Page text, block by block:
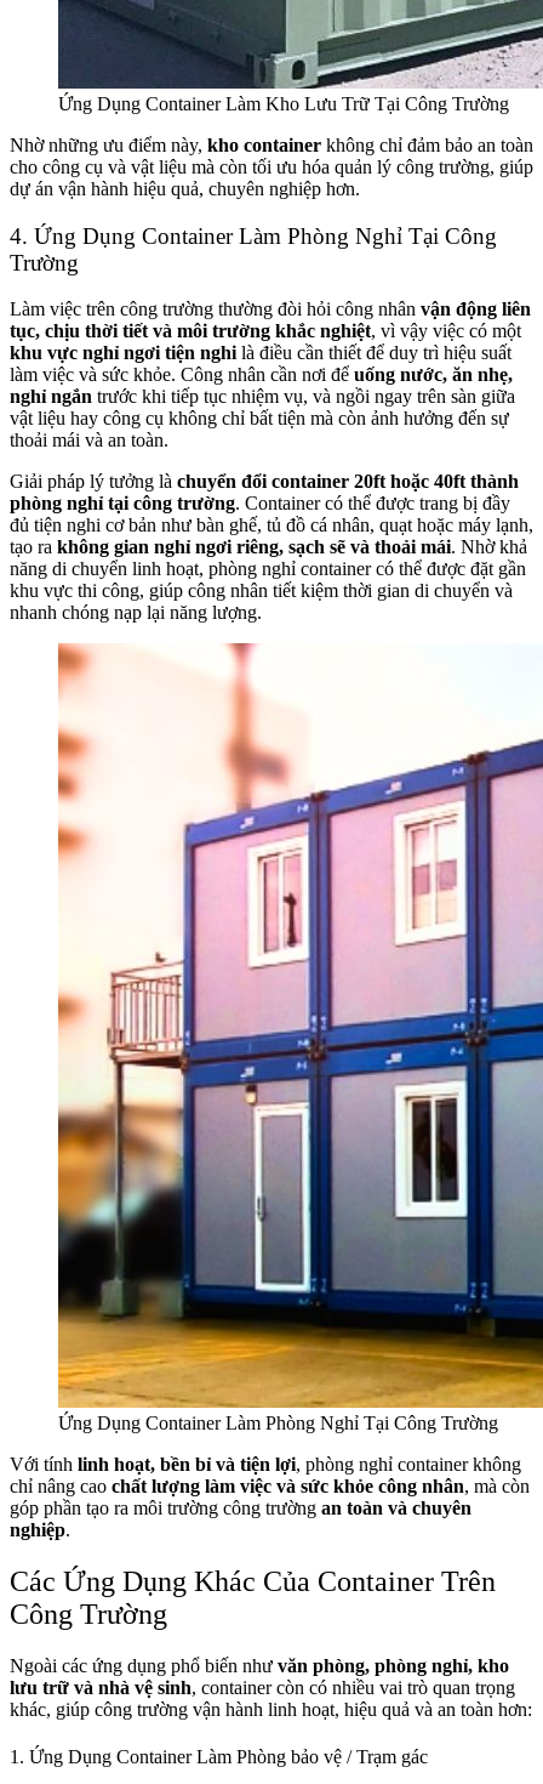
Ứng Dụng Container Làm Kho Lưu Trữ Tại Công Trường
Nhờ những ưu điểm này, kho container không chỉ đảm bảo an toàn
cho công cụ và vật liệu mà còn tối ưu hóa quản lý công trường, giúp
dự án vận hành hiệu quả, chuyên nghiệp hơn.
4. Ứng Dụng Container Làm Phòng Nghỉ Tại Công
Trường
Làm việc trên công trường thường đòi hỏi công nhân vận động liên
tục, chịu thời tiết và môi trường khắc nghiệt, vì vậy việc có một
khu vực nghỉ ngơi tiện nghi là điều cần thiết để duy trì hiệu suất
làm việc và sức khỏe. Công nhân cần nơi để uống nước, ăn nhẹ,
nghỉ ngắn trước khi tiếp tục nhiệm vụ, và ngồi ngay trên sàn giữa
vật liệu hay công cụ không chỉ bất tiện mà còn ảnh hưởng đến sự
thoải mái và an toàn.
Giải pháp lý tưởng là chuyển đổi container 20ft hoặc 40ft thành
phòng nghỉ tại công trường. Container có thể được trang bị đầy
đủ tiện nghi cơ bản như bàn ghế, tủ đồ cá nhân, quạt hoặc máy lạnh,
tạo ra không gian nghỉ ngơi riêng, sạch sẽ và thoải mái. Nhờ khả
năng di chuyển linh hoạt, phòng nghỉ container có thể được đặt gần
khu vực thi công, giúp công nhân tiết kiệm thời gian di chuyển và
nhanh chóng nạp lại năng lượng.
Ứng Dụng Container Làm Phòng Nghỉ Tại Công Trường
Với tính linh hoạt, bền bỉ và tiện lợi, phòng nghỉ container không
chỉ nâng cao chất lượng làm việc và sức khỏe công nhân, mà còn
góp phần tạo ra môi trường công trường an toàn và chuyên
nghiệp.
Các Ứng Dụng Khác Của Container Trên
Công Trường
Ngoài các ứng dụng phổ biến như văn phòng, phòng nghỉ, kho
lưu trữ và nhà vệ sinh, container còn có nhiều vai trò quan trọng
khác, giúp công trường vận hành linh hoạt, hiệu quả và an toàn hơn:
1. Ứng Dụng Container Làm Phòng bảo vệ / Trạm gác